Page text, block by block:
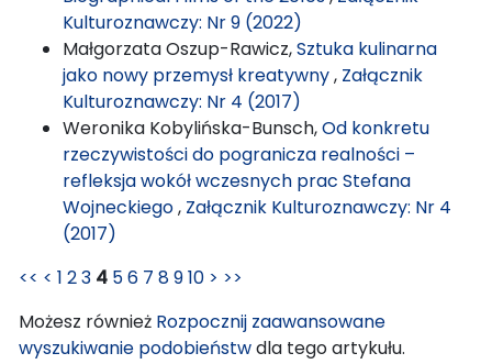
Kulturoznawczy: Nr 9 (2022)
Małgorzata Oszup-Rawicz,Sztuka kulinarna
jako nowy przemysł kreatywny, Załącznik
Kulturoznawczy: Nr 4 (2017)
Weronika Kobylińska-Bunsch,Od konkretu
rzeczywistości do pogranicza realności –
refleksja wokół wczesnych prac Stefana
Wojneckiego, Załącznik Kulturoznawczy: Nr 4
(2017)
<< < 1 23 4 56 7 8910 > >>
Możesz również Rozpocznij zaawansowane
wyszukiwanie podobieństwdla tego artykułu.